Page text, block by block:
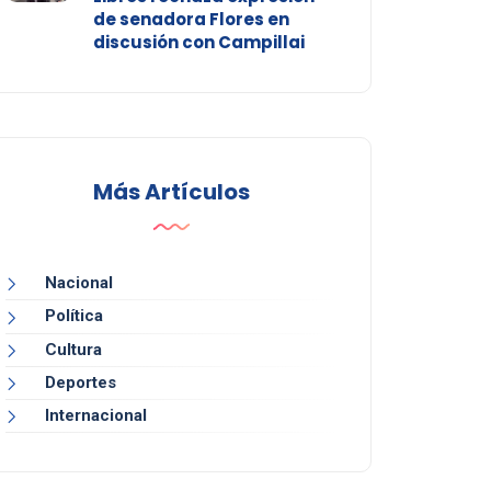
de senadora Flores en
discusión con Campillai
Más Artículos
Nacional
Política
Cultura
Deportes
Internacional